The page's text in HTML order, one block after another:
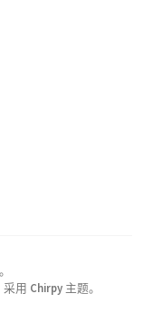
采用 Chirpy 主题。